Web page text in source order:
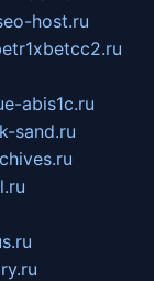
host.ru
e-abis1c.ru
sand.ru